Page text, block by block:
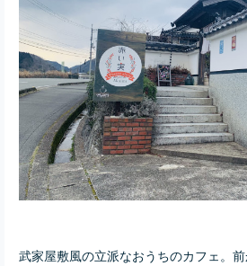
武家屋敷風の立派なおうちのカフェ。